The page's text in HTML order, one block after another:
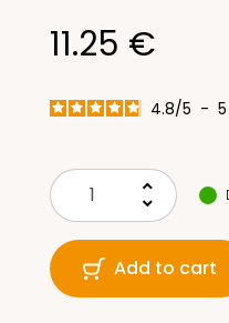
11.25 €
4.8/5 - 5
keyboard_arrow_up
keyboard_arrow_down
Add to cart